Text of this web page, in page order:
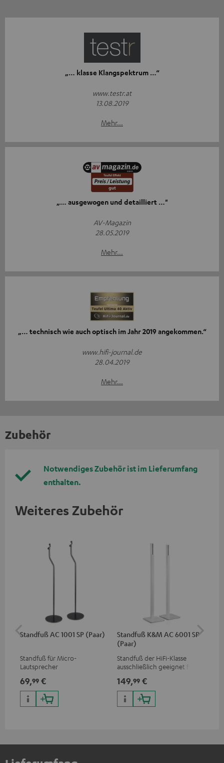
„… klasse Klangspektrum …“
www.testr.at
13.08.2019
Mehr...
„… ausgewogen und detailliert …"
AV-Magazin
28.05.2019
Mehr...
„… technisch wie auch optisch im Jahr 2019 angekommen.“
www.hifi-journal.de
28.04.2019
Mehr...
Zubehör
Notwendiges Zubehör ist im Lieferumfang
enthalten.
Weiteres Zubehör
Standfuß AC 1001 SP (Paar)
Standfuß für Micro-
Lautsprecher
69,99 €
Standfuß K&M AC 6001 SP
(Paar)
Standfuß der HiFi-Klasse
ausschließlich geeignet für
und CONSONO 25 (CS 25 FCR-
Satelliten)
149,99 €